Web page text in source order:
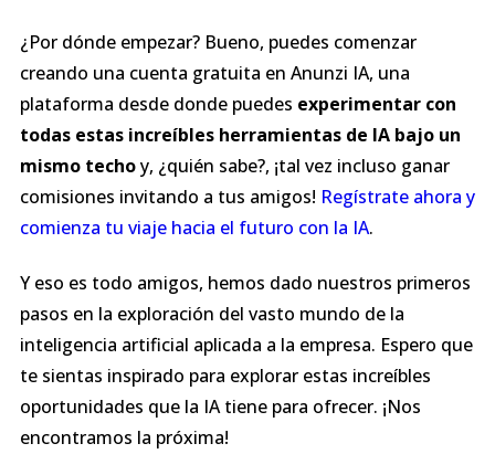
¿Por dónde empezar? Bueno, puedes comenzar
creando una cuenta gratuita en Anunzi IA, una
plataforma desde donde puedes experimentar con
todas estas increíbles herramientas de IA bajo un
mismo techoy, ¿quién sabe?, ¡tal vez incluso ganar
comisiones invitando a tus amigos! Regístrate ahora y
comienza tu viaje hacia el futuro con la IA.
Y eso es todo amigos, hemos dado nuestros primeros
pasos en la exploración del vasto mundo de la
inteligencia artificial aplicada a la empresa. Espero que
te sientas inspirado para explorar estas increíbles
oportunidades que la IA tiene para ofrecer. ¡Nos
encontramos la próxima!